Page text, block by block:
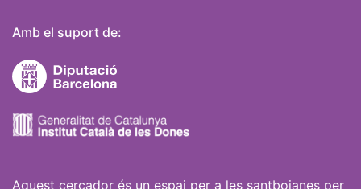
Amb el suport de:
Aquest cercador és un espai per a les santboianes per